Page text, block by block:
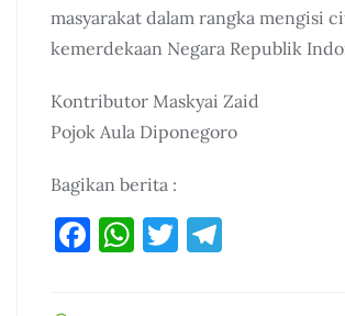
masyarakat dalam rangka mengisi
kemerdekaan Negara Republik
Kontributor Maskyai Zaid
Pojok Aula Diponegoro
Bagikan berita :
F W T